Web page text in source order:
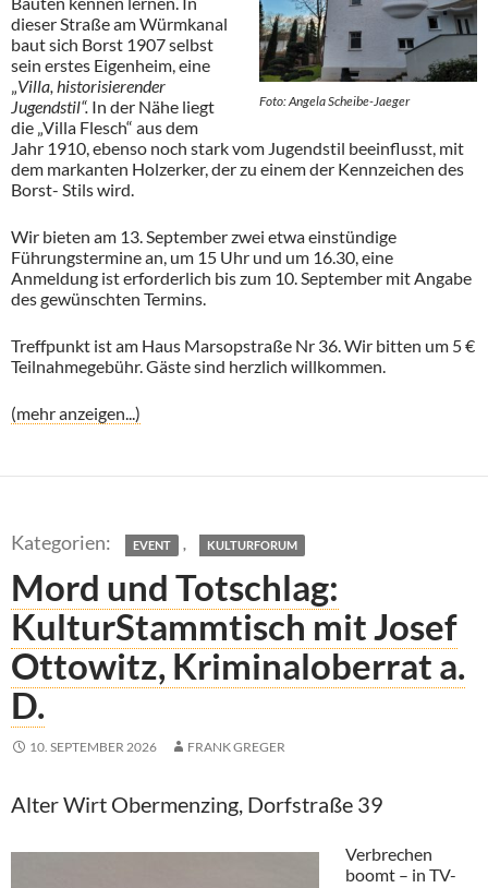
Foto: Angela Scheibe-Jaeger
dieser Straße am Würmkanal
baut sich Borst 1907 selbst
sein erstes Eigenheim, eine
„Villa, historisierender
Jugendstil“. In der Nähe liegt
die „Villa Flesch“ aus dem
Jahr 1910, ebenso noch stark vom Jugendstil beeinflusst, mit
dem markanten Holzerker, der zu einem der Kennzeichen des
Borst- Stils wird.
Wir bieten am 13. September zwei etwa einstündige
Führungstermine an, um 15 Uhr und um 16.30, eine
Anmeldung ist erforderlich bis zum 10. September mit Angabe
des gewünschten Termins.
Treffpunkt ist am Haus Marsopstraße Nr 36. Wir bitten um 5 €
Teilnahmegebühr. Gäste sind herzlich willkommen.
(mehr anzeigen...)
EVENT , KULTURFORUM
Mord und Totschlag:
KulturStammtisch mit Josef
Ottowitz, Kriminaloberrat a.
D.
10. SEPTEMBER 2026 FRANK GREGER
Alter Wirt Obermenzing, Dorfstraße 39
Verbrechen
boomt – in TV-